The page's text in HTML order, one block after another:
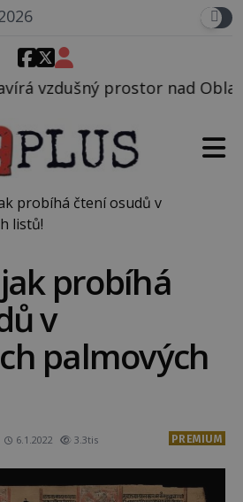
Oblastí 51, mohlo to
probíhá čtení osudů v
listů!
probíhá
v
palmových
6.1.2022 3.3tis PREMIUM